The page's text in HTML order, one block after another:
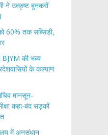
ने उत्कृष्ट बुनकरों
60% तक सब्सिडी,
BJYM की भव्य
के कल्याण
मानसून-
कहा-बंद सड़कों
में अनुसंधान